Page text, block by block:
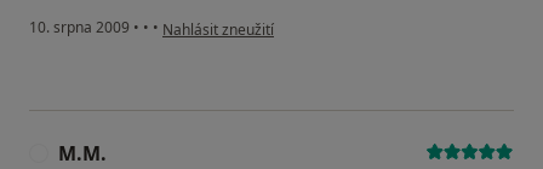
10. srpna 2009 • • • podle názoru uživatele Petrovová
Nahlásit zneužití
M.M.